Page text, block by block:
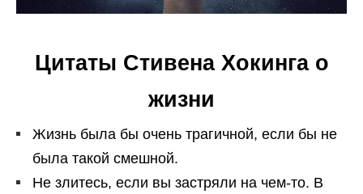
Цитаты Стивена Хокинга о
жизни
Жизнь была бы очень трагичной, если бы не
была такой смешной.
Не злитесь, если вы застряли на чем-то. В